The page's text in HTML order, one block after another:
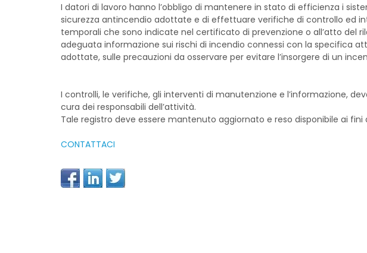
I datori di lavoro hanno l’obbligo di mantenere in stato di efficienza i
sicurezza antincendio adottate e di effettuare verifiche di controllo ed
temporali che sono indicate nel certificato di prevenzione o all’atto del
adeguata informazione sui rischi di incendio connessi con la specifica
adottate, sulle precauzioni da osservare per evitare l’insorgere di un
I controlli, le verifiche, gli interventi di manutenzione e l’informazione,
cura dei responsabili dell’attività.
Tale registro deve essere mantenuto aggiornato e reso disponibile ai
CONTATTACI